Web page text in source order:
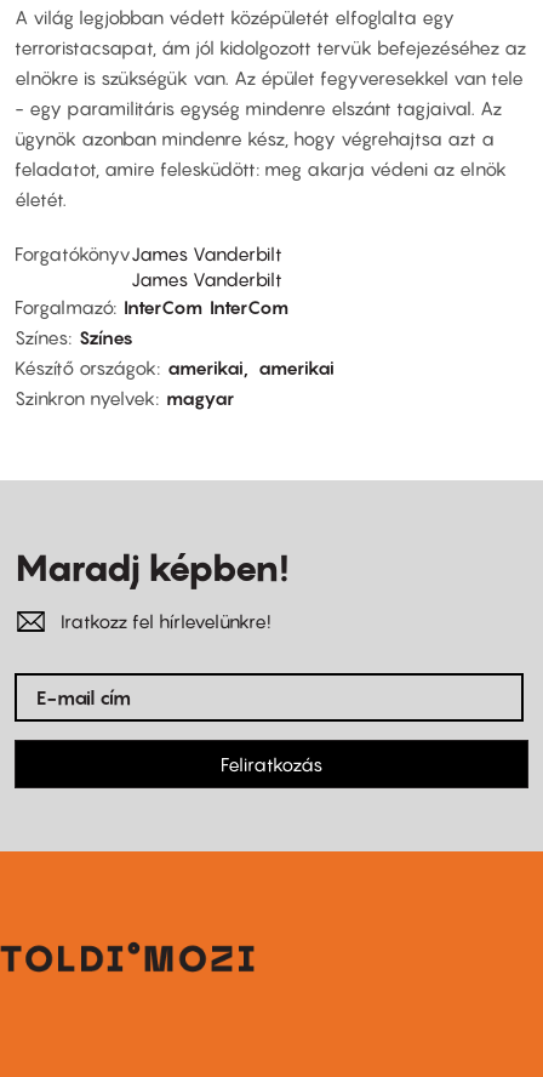
A világ legjobban védett középületét elfoglalta egy
terroristacsapat, ám jól kidolgozott tervük befejezéséhez az
elnökre is szükségük van. Az épület fegyveresekkel van tele
- egy paramilitáris egység mindenre elszánt tagjaival. Az
ügynök azonban mindenre kész, hogy végrehajtsa azt a
feladatot, amire felesküdött: meg akarja védeni az elnök
életét.
ForgatókönyvJames Vanderbilt
James Vanderbilt
Forgalmazó InterCom InterCom
Színes Színes
Készítő országok
amerikai
amerikai
Szinkron nyelvek
magyar
Maradj képben!
Iratkozz fel hírlevelünkre!
Feliratkozás